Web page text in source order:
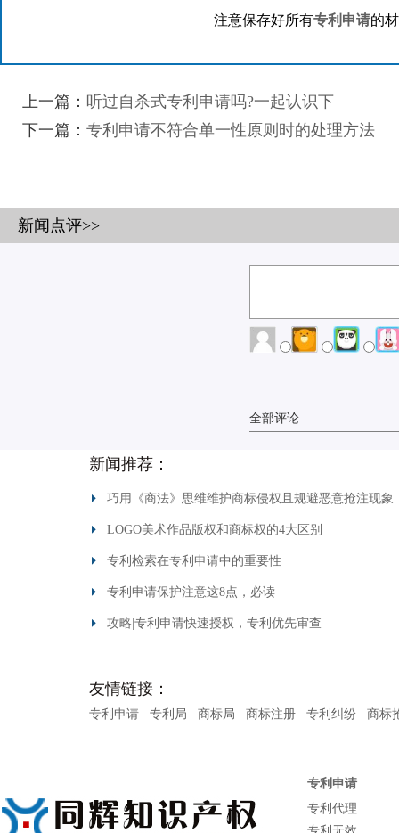
注意保存好所有专利申请的
上一篇： 听过自杀式专利申请吗?一起认识下
下一篇： 专利申请不符合单一性原则时的处理方法
新闻点评>>
全部评论
新闻推荐：
巧用《商法》思维维护商标侵权且规避恶意抢注现象
LOGO美术作品版权和商标权的4大区别
专利检索在专利申请中的重要性
专利申请保护注意这8点，必读
攻略|专利申请快速授权，专利优先审查
友情链接：
专利申请 专利局 商标局 商标注册 专利纠纷 商标
专利申请
专利代理
专利无效